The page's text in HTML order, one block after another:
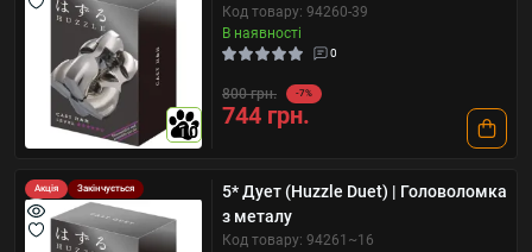
10
Код товару: 94260-39
В наявності
0
800 грн. -7%
744 грн.
Акція Закінчується
5* Дует (Huzzle Duet) | Головоломка
з металу
Код товару: 94261~16